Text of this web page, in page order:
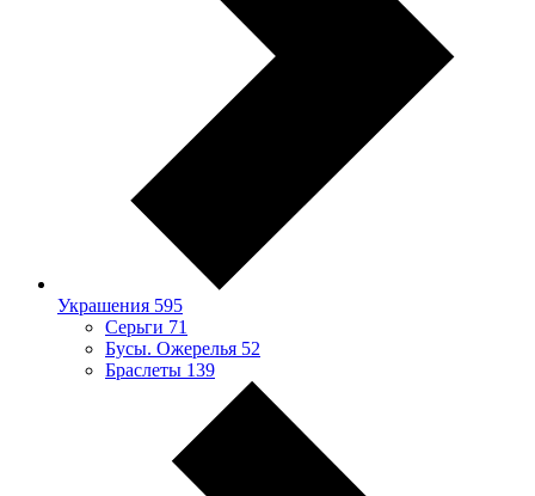
Украшения 595
Серьги 71
Бусы. Ожерелья 52
Браслеты 139